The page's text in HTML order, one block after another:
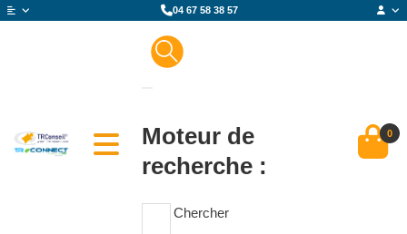
04 67 58 38 57
Moteur de
recherche :
Chercher
0